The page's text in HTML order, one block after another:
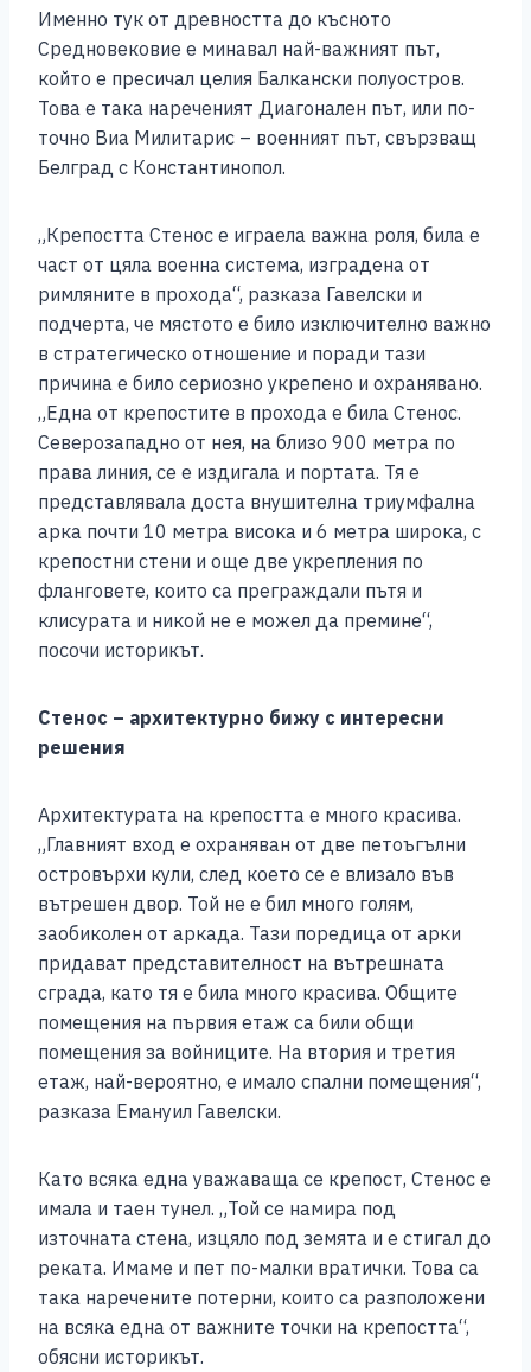
Именно тук от древността до късното
Средновековие е минавал най-важният път,
който е пресичал целия Балкански полуостров.
Това е така нареченият Диагонален път, или по-
точно Виа Милитарис – военният път, свързващ
Белград с Константинопол.
„Крепостта Стенос е играела важна роля, била е
част от цяла военна система, изградена от
римляните в прохода“, разказа Гавелски и
подчерта, че мястото е било изключително важно
в стратегическо отношение и поради тази
причина е било сериозно укрепено и охранявано.
„Една от крепостите в прохода е била Стенос.
Северозападно от нея, на близо 900 метра по
права линия, се е издигала и портата. Тя е
представлявала доста внушителна триумфална
арка почти 10 метра висока и 6 метра широка, с
крепостни стени и още две укрепления по
фланговете, които са преграждали пътя и
клисурата и никой не е можел да премине“,
посочи историкът.
Стенос – архитектурно бижу с интересни
решения
Архитектурата на крепостта е много красива.
„Главният вход е охраняван от две петоъгълни
островърхи кули, след което се е влизало във
вътрешен двор. Той не е бил много голям,
заобиколен от аркада. Тази поредица от арки
придават представителност на вътрешната
сграда, като тя е била много красива. Общите
помещения на първия етаж са били общи
помещения за войниците. На втория и третия
етаж, най-вероятно, е имало спални помещения“,
разказа Емануил Гавелски.
Като всяка една уважаваща се крепост, Стенос е
имала и таен тунел. „Той се намира под
източната стена, изцяло под земята и е стигал до
реката. Имаме и пет по-малки вратички. Това са
така наречените потерни, които са разположени
на всяка една от важните точки на крепостта“,
обясни историкът.